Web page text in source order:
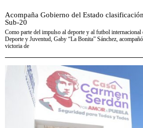
Acompaña Gobierno del Estado
Sub-20
Como parte del impulso al deporte y al futbol internacional
Deporte y Juventud, Gaby “La Bonita” Sánchez,
victoria de